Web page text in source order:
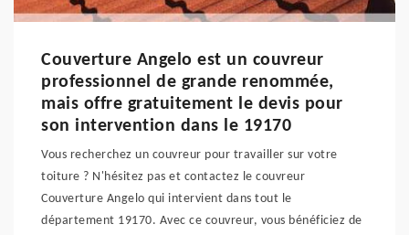
Couverture Angelo est un couvreur
professionnel de grande renommée,
mais offre gratuitement le devis pour
son intervention dans le 19170
Vous recherchez un couvreur pour travailler sur votre
toiture ? N'hésitez pas et contactez le couvreur
Couverture Angelo qui intervient dans tout le
département 19170. Avec ce couvreur, vous bénéficiez de